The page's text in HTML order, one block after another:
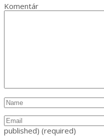
Komentár
published) (required)